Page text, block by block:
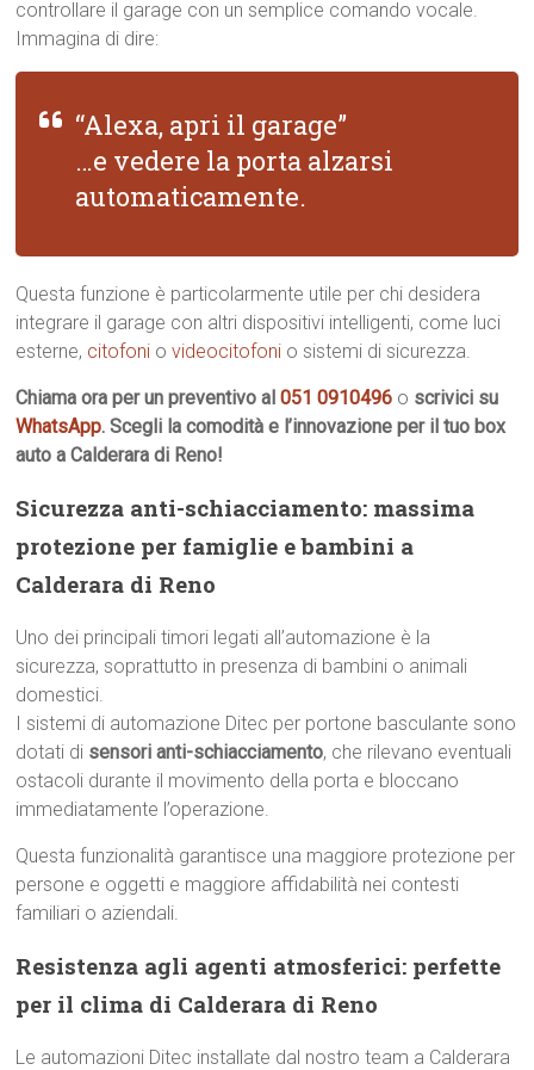
controllare il garage con un semplice comando vocale.
Immagina di dire:
“Alexa, apri il garage”
…e vedere la porta alzarsi
automaticamente.
Questa funzione è particolarmente utile per chi desidera
integrare il garage con altri dispositivi intelligenti, come luci
esterne, citofoni ovideocitofoni o sistemi di sicurezza.
Chiama ora per un preventivo al051 0910496 o scrivici su
WhatsApp. Scegli la comodità e l’innovazione per il tuo box
auto a Calderara di Reno!
Sicurezza anti-schiacciamento: massima
protezione per famiglie e bambini a
Calderara di Reno
Uno dei principali timori legati all’automazione è la
sicurezza, soprattutto in presenza di bambini o animali
domestici.
I sistemi di automazione Ditec per portone basculante sono
dotati di sensori anti-schiacciamento, che rilevano eventuali
ostacoli durante il movimento della porta e bloccano
immediatamente l’operazione.
Questa funzionalità garantisce una maggiore protezione per
persone e oggetti e maggiore affidabilità nei contesti
familiari o aziendali.
Resistenza agli agenti atmosferici: perfette
per il clima di Calderara di Reno
Le automazioni Ditec installate dal nostro team a Calderara